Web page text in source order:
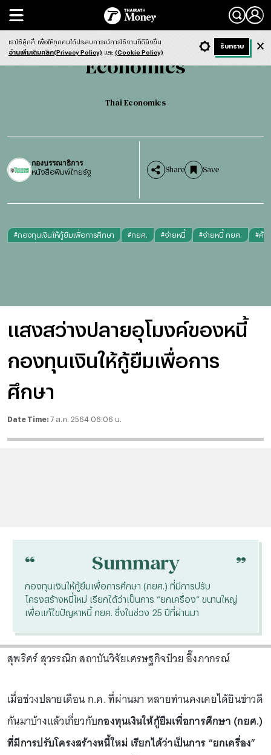
Search
Economics Thai Economics
Economics
Thai Economics
กองบรรณาธิการ
หนังสือพิมพ์ไทยรัฐ Share Save
#กองทุนเงินให้กู้ยืมเพื่อการศึกษา #กยศ. #จ่ายหนี้ #จ่ายหนี้ กยศ. #ค้า
แสงสว่างปลายอุโมงค์ของหนี้
กองทุนเงินให้กู้ยืมเพื่อการ
ศึกษา
Date Time: 7 ส.ค. 2564 06:06 น.
- ก + ก Dark ฟังข่าว
“ Summary “
กองทุนเงินให้กู้ยืมเพื่อการศึกษา (กยศ.) ที่มีการปรับ
โครงสร้างหนี้ใหม่ เรียกได้ว่าเป็นการ “ยกเครื่อง” ขนานใหญ่
เพื่อแก้ไขปัญหาหนี้ กยศ. ซึ่งในช่วง 25 ปีที่ผ่านมา
สุพริศร์ สุวรรณิก สถาบันวิจัยเศรษฐกิจป๋วย อึ๊งภากรณ์
เมื่อช่วงปลายเดือน ก.ค. ที่ผ่านมา หลายท่านคงเคยได้ยินข่าวดี
กันมาบ้างแล้วเกี่ยวกับกองทุนเงินให้กู้ยืมเพื่อการศึกษา (กยศ.)
ที่มีการปรับโครงสร้างหนี้ใหม่ เรียกได้ว่าเป็นการ “ยกเครื่อง”
เราใช้คุ้กกี้ เพื่อให้ทุกคนได้ประสบการณ์การใช้งานที่ดียิ่งขึ้น
อ่านเพิ่มเติมคลิก(Privacy Policy) และ (Cookie Policy)
รับทราบ